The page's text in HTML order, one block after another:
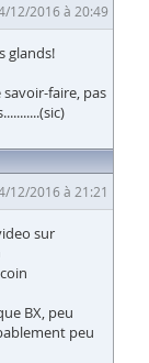
12/2016 à 20:49
glands!
faire, pas
12/2016 à 21:21
sur
BX, peu
peu